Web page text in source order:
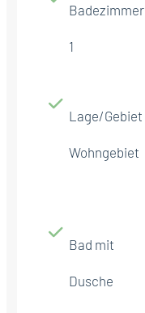
Badezimmer
1
Lage/Gebiet
Wohngebiet
Bad mit
Dusche